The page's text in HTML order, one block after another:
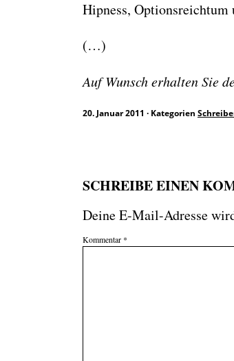
Hipness,
(…)
Auf Wunsch erhalten Sie
20. Januar 2011 · Kategorien
SCHREIBE EINEN
Deine E-Mail-Adresse
Kommentar *